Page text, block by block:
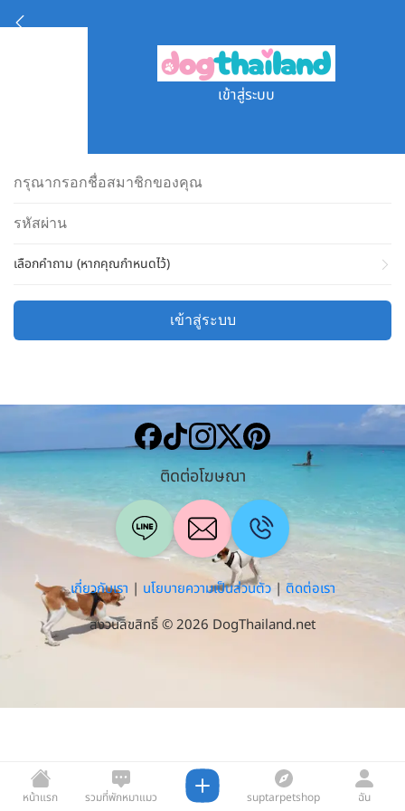
เข้าสู่ระบบ
เลือกคำถาม (หากคุณกำหนดไว้)
เข้าสู่ระบบ
หน้าแรก
รวมที่พักหมาแมว
suptarpetshop ฉัน
ติดต่อโฆษณา
เกี่ยวกับเรา | นโยบายความเป็นส่วนตัว| ติดต่อเรา
สงวนลิขสิทธิ์ © 2026 DogThailand.net